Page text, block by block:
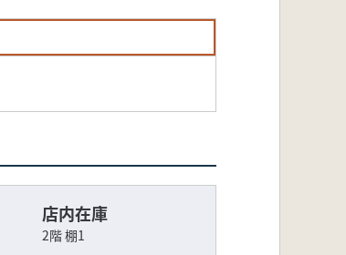
店内在庫
2階 棚1